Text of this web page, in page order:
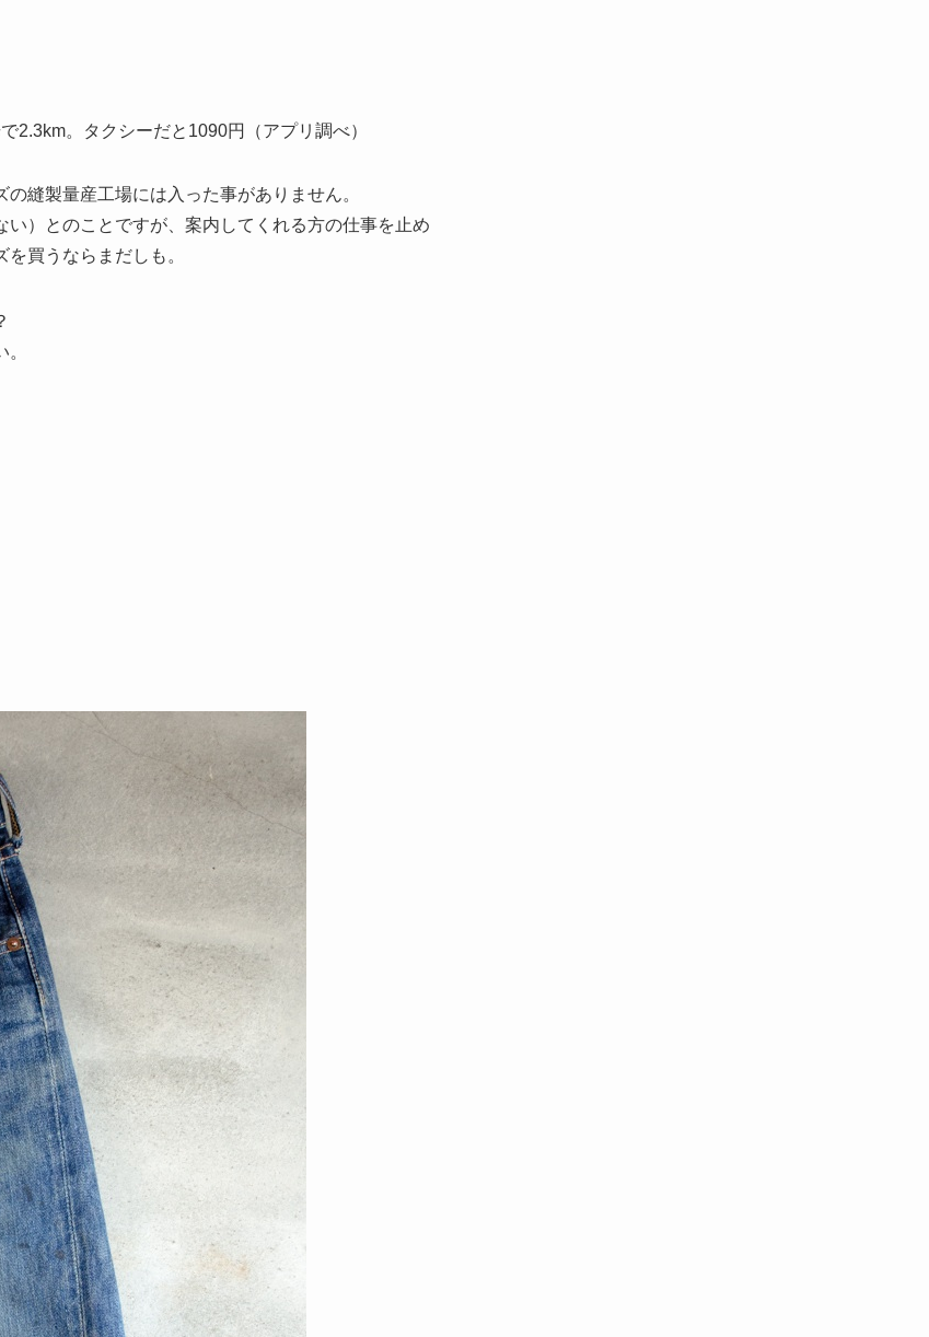
2.3km。タクシーだと1090円（アプリ調べ）
縫製量産工場には入った事がありません。
）とのことですが、案内してくれる方の仕事を止め
買うならまだしも。